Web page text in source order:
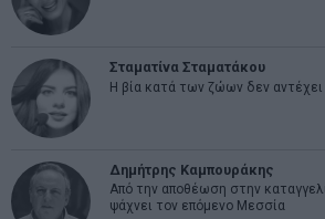
Σταματίνα Σταματάκου
Η βία κατά των ζώων δεν αντέχει
Δημήτρης Καμπουράκης
Από την αποθέωση στην
ψάχνει τον επόμενο Μεσσία